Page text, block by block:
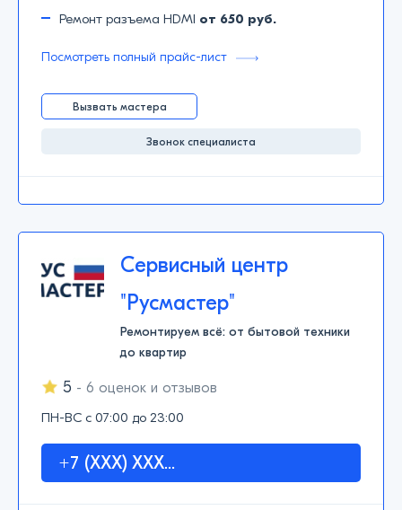
Ремонт разъема HDMI от 650 руб.
Посмотреть полный прайс-лист
Вызвать мастера
Звонок специалиста
Сервисный центр
"Русмастер"
Ремонтируем всё: от бытовой техники
до квартир
5 - 6 оценок и отзывов
+7 (XXX) XXX...
ПН-ВС с 07:00 до 23:00